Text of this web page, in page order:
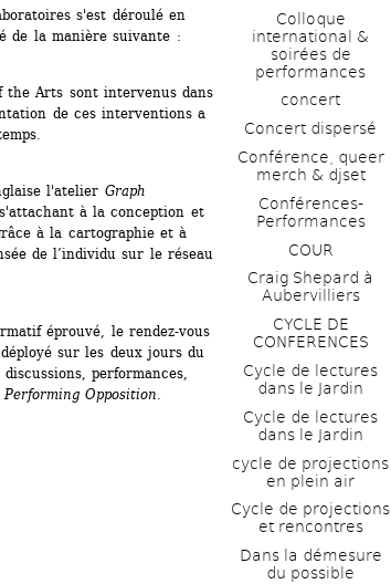
s'est déroulé en
de la manière suivante :
the Arts sont intervenus dans
de ces interventions a
l'atelier Graph
à la conception et
à la cartographie et à
de l’individu sur le réseau
éprouvé, le rendez-vous
sur les deux jours du
performances,
Performing Opposition
Colloque
international &
soirées de
performances
concert
Concert dispersé
Conférence, queer
merch & djset
Conférences-
Performances
COUR
Craig Shepard à
Aubervilliers
CYCLE DE
CONFERENCES
Cycle de lectures
dans le Jardin
Cycle de lectures
dans le Jardin
cycle de projections
en plein air
Cycle de projections
et rencontres
Dans la démesure
du possible